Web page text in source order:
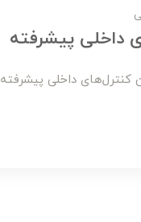
داخلی پیشرفته
کنترل‌های داخلی پیشرفته